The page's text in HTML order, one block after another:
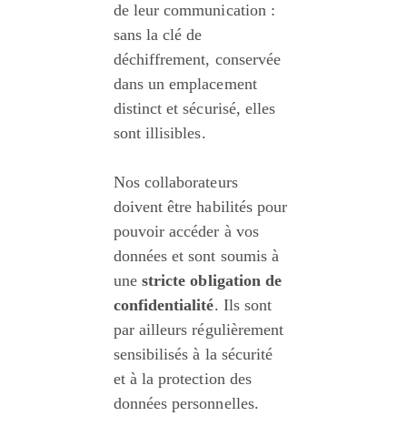
de leur communication :
sans la clé de
déchiffrement, conservée
dans un emplacement
distinct et sécurisé, elles
sont illisibles.
Nos collaborateurs
doivent être habilités pour
pouvoir accéder à vos
données et sont soumis à
une stricte obligation de
confidentialité. Ils sont
par ailleurs régulièrement
sensibilisés à la sécurité
et à la protection des
données personnelles.